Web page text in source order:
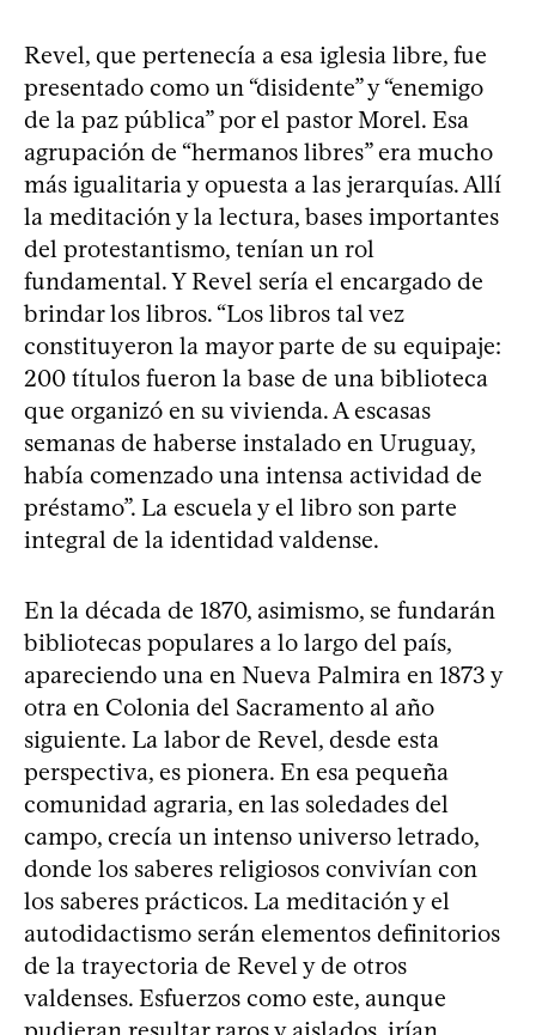
Revel, que pertenecía a esa iglesia libre, fue
presentado como un “disidente” y “enemigo
de la paz pública” por el pastor Morel. Esa
agrupación de “hermanos libres” era mucho
más igualitaria y opuesta a las jerarquías. Allí
la meditación y la lectura, bases importantes
del protestantismo, tenían un rol
fundamental. Y Revel sería el encargado de
brindar los libros. “Los libros tal vez
constituyeron la mayor parte de su equipaje:
200 títulos fueron la base de una biblioteca
que organizó en su vivienda. A escasas
semanas de haberse instalado en Uruguay,
había comenzado una intensa actividad de
préstamo”. La escuela y el libro son parte
integral de la identidad valdense.
En la década de 1870, asimismo, se fundarán
bibliotecas populares a lo largo del país,
apareciendo una en Nueva Palmira en 1873 y
otra en Colonia del Sacramento al año
siguiente. La labor de Revel, desde esta
perspectiva, es pionera. En esa pequeña
comunidad agraria, en las soledades del
campo, crecía un intenso universo letrado,
donde los saberes religiosos convivían con
los saberes prácticos. La meditación y el
autodidactismo serán elementos definitorios
de la trayectoria de Revel y de otros
valdenses. Esfuerzos como este, aunque